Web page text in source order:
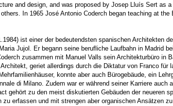
and design, and was proposed by Josep Lluís Sert
In 1965 José Antonio Coderch began teaching at
ist einer der bedeutendsten spanischen Architekten
Jujol. Er begann seine berufliche Laufbahn in Madrid
zusammen mit Manuel Valls sein Architekturbüro in
geriet allerdings durch die Diktatur von Franco
konnte aber auch Bürogebäude, ein
di Milano. Zudem war er während seiner Karriere
gehört zu den meist diskutierten Gebäuden der neueren
erfassen und mit strengen aber organischen Ansätzen